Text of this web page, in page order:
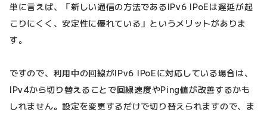
単に言えば、「新しい通信の方法であるIPv6 IPoEは遅延が起
こりにくく、安定性に優れている」というメリットがありま
す。
ですので、利用中の回線がIPv6 IPoEに対応している場合は、
IPv4から切り替えることで回線速度やPing値が改善するかも
しれません。設定を変更するだけで切り替えられますので、ま